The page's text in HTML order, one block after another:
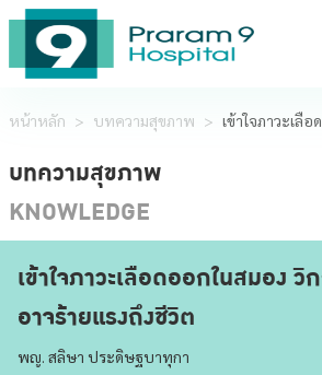
หน้าหลัก > บทความสุขภาพ >
บทความสุขภาพ
KNOWLEDGE
เข้าใจภาวะเลือดออกในสมอง
อาจร้ายแรงถึงชีวิต
พญ. สลิษา ประดิษฐบาทุกา